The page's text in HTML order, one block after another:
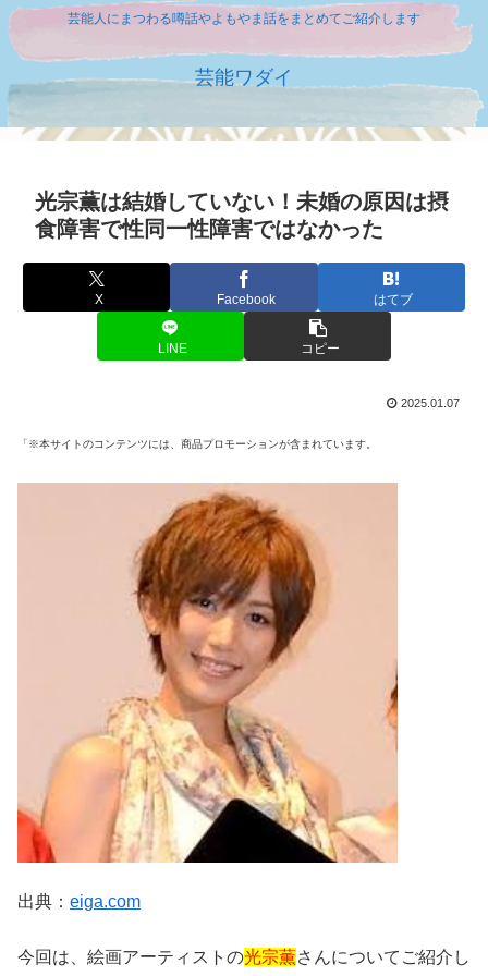
芸能人にまつわる噂話やよもやま話をまとめてご紹介します
芸能ワダイ
光宗薫は結婚していない！未婚の原因は摂
食障害で性同一性障害ではなかった
X Facebook はてブ
LINE コピー
2025.01.07
「※本サイトのコンテンツには、商品プロモーションが含まれています。
出典： eiga.com
今回は、絵画アーティストの光宗薫さんについてご紹介し